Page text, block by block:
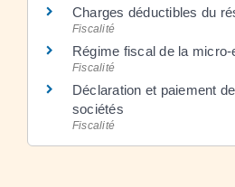
Charges déductibles du
Fiscalité
Régime fiscal de la micro-
Fiscalité
Déclaration et paiement
sociétés
Fiscalité